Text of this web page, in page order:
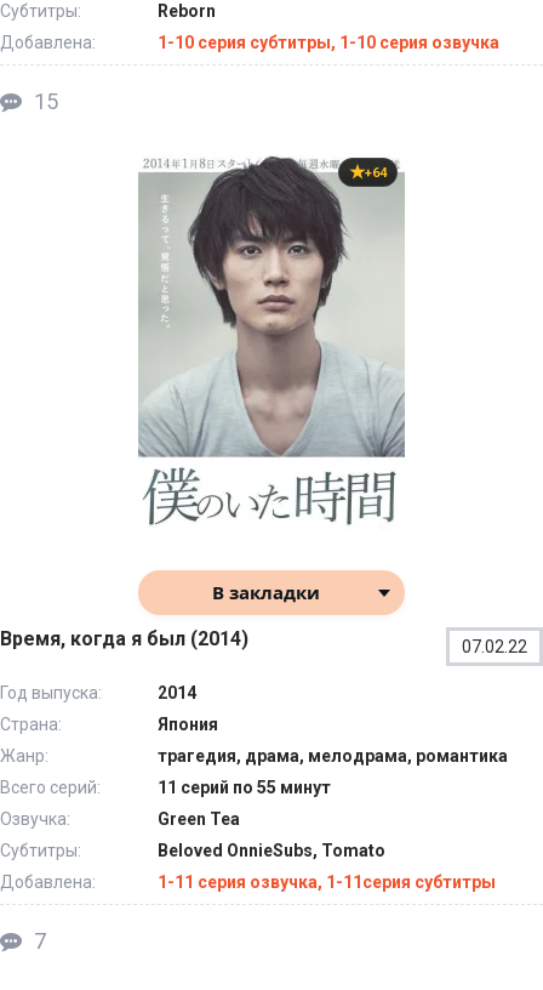
Субтитры:
Reborn
Добавлена:
1-10 серия субтитры, 1-10 серия озвучка
15
+64
В закладки
Время, когда я был (2014) 07.02.22
Год выпуска:
2014
Страна:
Япония
Жанр:
трагедия, драма, мелодрама, романтика
Всего серий:
11 серий по 55 минут
Озвучка:
Green Tea
Субтитры:
Beloved OnnieSubs, Tomato
Добавлена:
1-11 серия озвучка, 1-11серия субтитры
7